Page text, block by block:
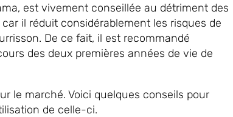
est vivement conseillée au détriment des
il réduit considérablement les risques de
De ce fait, il est recommandé
des deux premières années de vie de
le marché. Voici quelques conseils pour
de celle-ci.